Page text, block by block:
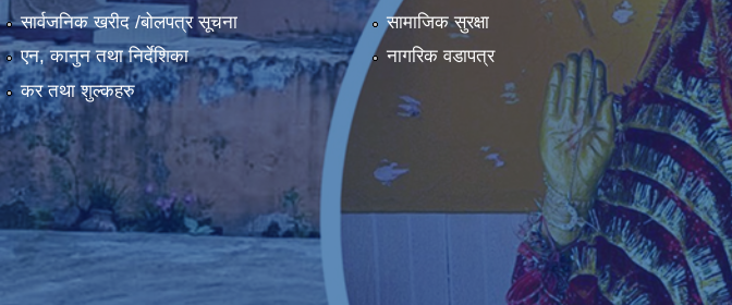
सार्वजनिक खरीद /बोलपत्र सूचना
एन, कानुन तथा निर्देशिका
कर तथा शुल्कहरु
सामाजिक सुरक्षा
नागरिक वडापत्र